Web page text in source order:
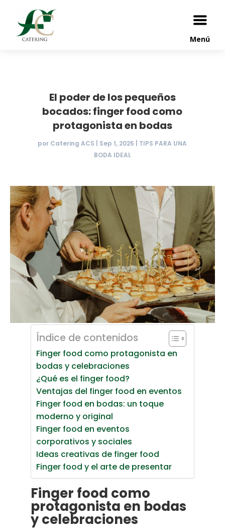
Menú
El poder de los pequeños
bocados: finger food como
protagonista en bodas
por Catering ACS Sep 1, 2025
TIPS PARA UNA
BODA IDEAL
Índice de contenidos
Finger food como protagonista en
bodas y celebraciones
¿Qué es el finger food?
Ventajas del finger food en eventos
Finger food en bodas: un toque
moderno y original
Finger food en eventos
corporativos y sociales
Ideas creativas de finger food
Finger food y el arte de presentar
Finger food como
protagonista en bodas
y celebraciones